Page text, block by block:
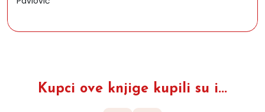
Kupci ove knjige kupili su i...